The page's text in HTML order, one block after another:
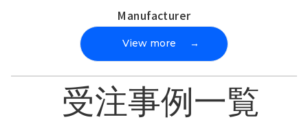
Manufacturer
View more →
受注事例一覧